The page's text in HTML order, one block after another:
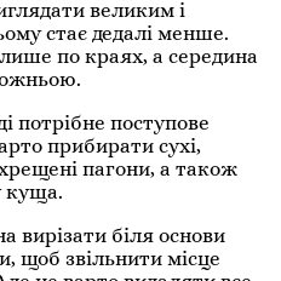
великим і
стає дедалі менше.
по краях, а середина
потрібне поступове
прибирати сухі,
пагони, а також
куща.
вирізати біля основи
щоб звільнити місце